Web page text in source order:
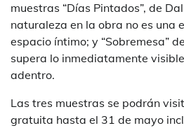
muestras “Días Pintados”, de
naturaleza en la obra no es una
espacio íntimo; y “Sobremesa”
supera lo inmediatamente
adentro.
Las tres muestras se podrán
gratuita hasta el 31 de mayo